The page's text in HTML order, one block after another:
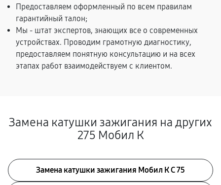
Предоставляем оформленный по всем правилам
гарантийный талон;
Мы - штат экспертов, знающих все о современных
устройствах. Проводим грамотную диагностику,
предоставляем понятную консультацию и на всех
этапах работ взаимодействуем с клиентом.
Замена катушки зажигания на других
275 Мобил К
Замена катушки зажигания Мобил К С 75